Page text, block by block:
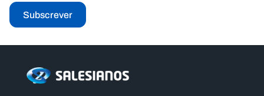
Subscrever